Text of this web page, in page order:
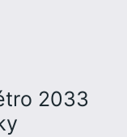
2033